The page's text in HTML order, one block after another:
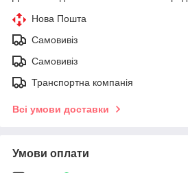
Нова Пошта
Самовивіз
Самовивіз
Транспортна компанія
Всі умови доставки
Умови оплати